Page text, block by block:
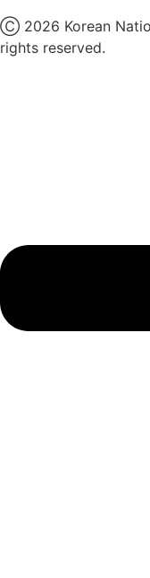
Ⓒ 2026 Korean
rights reserved.